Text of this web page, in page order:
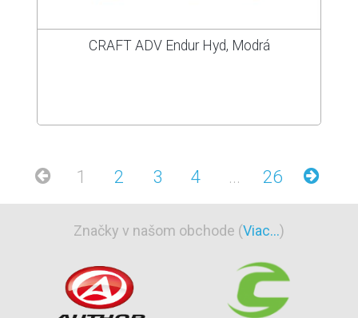
CRAFT ADV Endur Hyd, Modrá
1 2 3 4 ... 26
Značky v našom obchode (Viac...)